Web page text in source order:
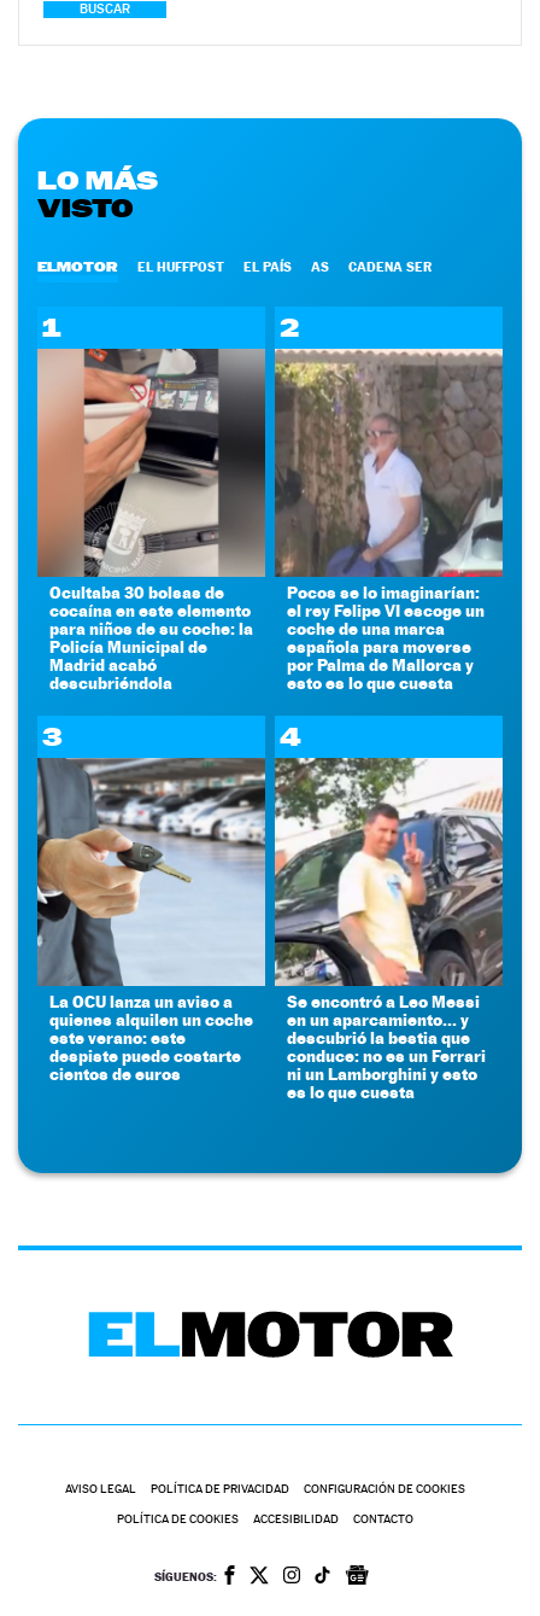
BUSCAR
LO MÁS
VISTO
ELMOTOR EL HUFFPOST EL PAÍS AS CADENA SER
1
Ocultaba 30 bolsas de
cocaína en este elemento
para niños de su coche: la
Policía Municipal de
Madrid acabó
descubriéndola
2
Pocos se lo imaginarían:
el rey Felipe VI escoge un
coche de una marca
española para moverse
por Palma de Mallorca y
esto es lo que cuesta
3
La OCU lanza un aviso a
quienes alquilen un coche
este verano: este
despiste puede costarte
cientos de euros
4
Se encontró a Leo Messi
en un aparcamiento... y
descubrió la bestia que
conduce: no es un Ferrari
ni un Lamborghini y esto
es lo que cuesta
AVISO LEGAL POLÍTICA DE PRIVACIDAD CONFIGURACIÓN DE COOKIES
POLÍTICA DE COOKIES ACCESIBILIDAD CONTACTO
SÍGUENOS: